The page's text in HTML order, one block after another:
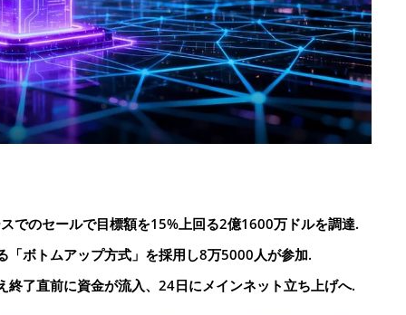
でのセールで目標額を15%上回る2億1600万ドルを調達.
「ボトムアップ方式」を採用し8万5000人が参加.
終了直前に資金が流入、24日にメインネット立ち上げへ.